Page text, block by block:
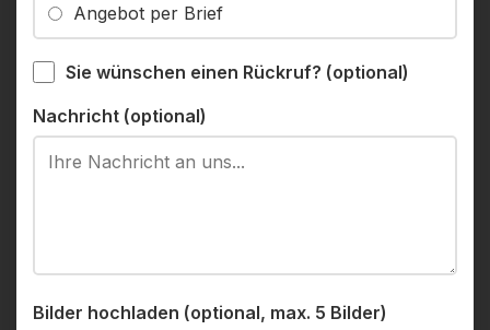
Angebot per Brief
Sie wünschen einen Rückruf? (optional)
Nachricht (optional)
Bilder hochladen (optional, max. 5 Bilder)